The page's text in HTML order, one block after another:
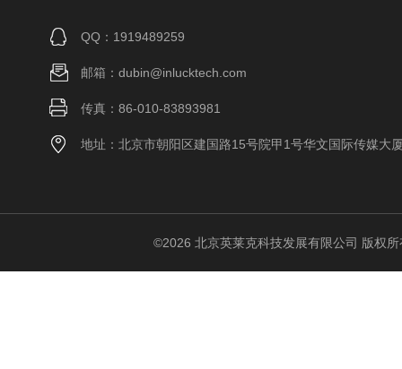
QQ：1919489259
邮箱：dubin@inlucktech.com
传真：86-010-83893981
地址：北京市朝阳区建国路15号院甲1号华文国际传媒大
©2026 北京英莱克科技发展有限公司 版